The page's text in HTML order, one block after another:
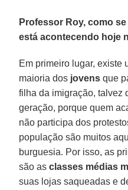
Professor Roy, como
está acontecendo hoje
Em primeiro lugar, existe
maioria dos jovens que
filha da imigração, talvez
geração, porque quem
não participa dos
população são muitos
burguesia. Por isso, as
são asclasses médias
suas lojas saqueadas e